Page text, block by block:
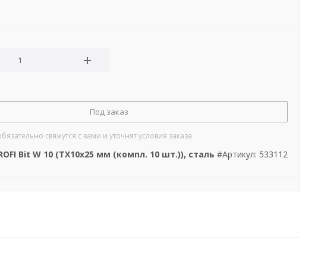
Под заказ
свяжутся с вами и уточнят условия заказа
Bit W 10 (TX10x25 мм (компл. 10 шт.)), сталь #Артикул: 533112